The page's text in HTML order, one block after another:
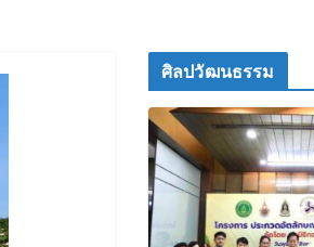
ศิลปวัฒนธรรม